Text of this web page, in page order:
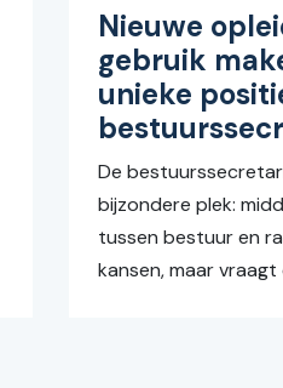
Nieuwe
gebruik
unieke
De
bijzondere plek:
tussen bestuur en
kansen, maar